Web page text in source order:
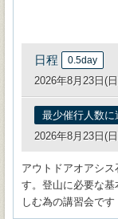
日程 0.5day
2026年8月23日(
最少催行人数に
2026年8月23日(
アウトドアオアシ
す。登山に必要な
しむ為の講習会です